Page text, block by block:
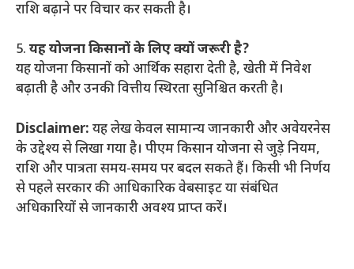
राशि बढ़ाने पर विचार कर सकती है।
5. यह योजना किसानों के लिए क्यों जरूरी है?
यह योजना किसानों को आर्थिक सहारा देती है, खेती में निवेश
बढ़ाती है और उनकी वित्तीय स्थिरता सुनिश्चित करती है।
Disclaimer: यह लेख केवल सामान्य जानकारी और अवेयरनेस
के उद्देश्य से लिखा गया है। पीएम किसान योजना से जुड़े नियम,
राशि और पात्रता समय-समय पर बदल सकते हैं। किसी भी निर्णय
से पहले सरकार की आधिकारिक वेबसाइट या संबंधित
अधिकारियों से जानकारी अवश्य प्राप्त करें।